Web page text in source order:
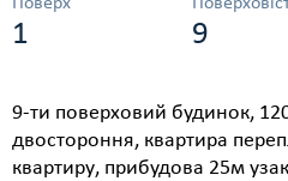
1 9
9-ти поверховий будинок,
двостороння, квартира
квартиру, прибудова 25м